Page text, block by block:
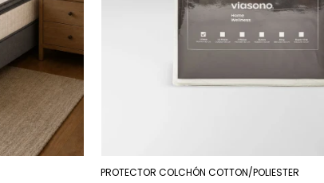
PROTECTOR COLCHÓN COTTON/POLIESTER